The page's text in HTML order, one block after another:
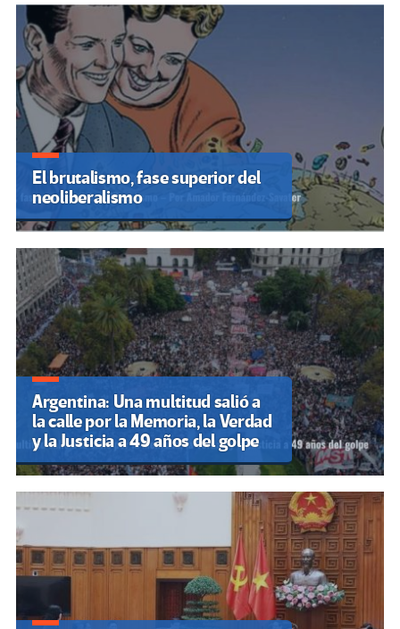
El brutalismo, fase superior del
neoliberalismo
Argentina: Una multitud salió a
la calle por la Memoria, la Verdad
y la Justicia a 49 años del golpe